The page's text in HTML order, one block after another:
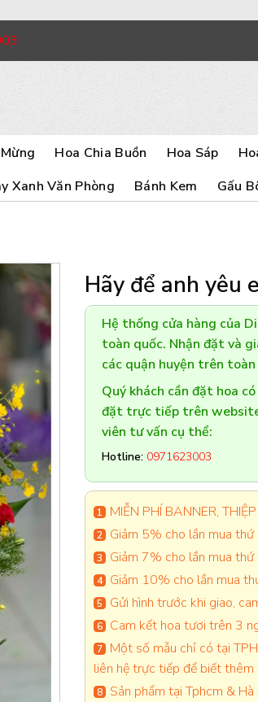
Hoa Chia Buồn Hoa Sáp
Xanh Văn Phòng Bánh Kem Gấu
Hãy để anh yêu
Hệ thống cửa hàng của
toàn quốc. Nhận đặt và
các quận huyện trên toàn
Quý khách cần đặt hoa
đặt trực tiếp trên
viên tư vấn cụ thể:
Hotline: 0971623003
MIỄN PHÍ BANNER,
Giảm 5% cho lần mua
Giảm 7% cho lần mua thứ
Giảm 10% cho lần mua
Gửi hình trước khi giao,
Cam kết hoa tươi trên 3
Một số mẫu chỉ có tại
liên hệ trực tiếp để biết thêm
Sản phẩm tại Tphcm &